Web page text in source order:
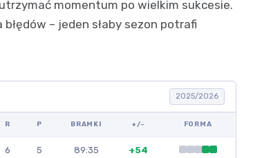
momentum po wielkim sukcesie.
– jeden słaby sezon potrafi
2025/2026
R P BRAMKI +/- FORMA
6 5 89:35 +54